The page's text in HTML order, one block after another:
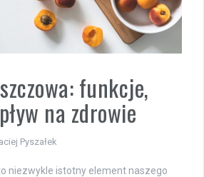
funkcje,
na zdrowie
Pyszałek
niezwykle istotny element naszego